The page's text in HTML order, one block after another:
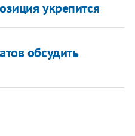
укрепится
обсудить